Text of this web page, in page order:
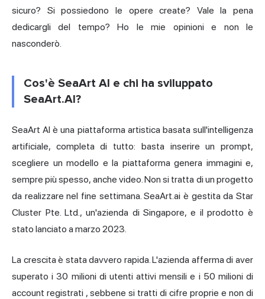
sicuro? Si possiedono le opere create? Vale la pena
dedicargli del tempo? Ho le mie opinioni e non le
nasconderò.
Cos'è SeaArt AI e chi ha sviluppato
SeaArt.AI?
SeaArt AI è una piattaforma artistica basata sull'intelligenza
artificiale, completa di tutto: basta inserire un prompt,
scegliere un modello e la piattaforma genera immagini e,
sempre più spesso, anche video. Non si tratta di un progetto
da realizzare nel fine settimana. SeaArt.ai è gestita da Star
Cluster Pte. Ltd., un'azienda di Singapore, e il prodotto è
stato lanciato a marzo 2023.
La crescita è stata davvero rapida. L'azienda afferma di aver
superatoi 30 milioni di utenti attivi mensili e i 50 milioni di
account registrati , sebbene si tratti di cifre proprie e non di